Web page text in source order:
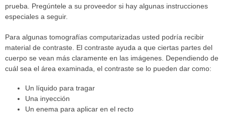
prueba. Pregúntele a su proveedor si hay algunas instrucciones
especiales a seguir.
Para algunas tomografías computarizadas usted podría recibir
material de contraste. El contraste ayuda a que ciertas partes del
cuerpo se vean más claramente en las imágenes. Dependiendo de
cuál sea el área examinada, el contraste se lo pueden dar como:
Un líquido para tragar
Una inyección
Un enema para aplicar en el recto